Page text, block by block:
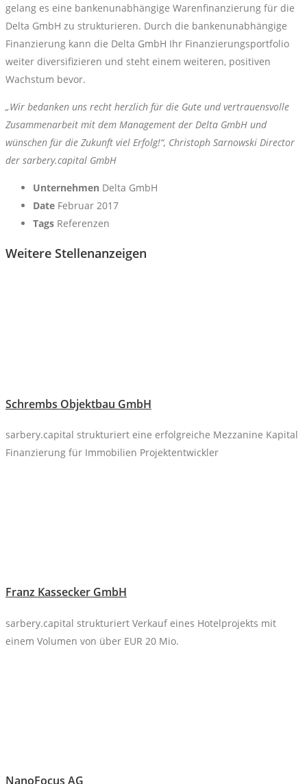
gelang es eine bankenunabhängige Warenfinanzierung für die
Delta GmbH zu strukturieren. Durch die bankenunabhängige
Finanzierung kann die Delta GmbH Ihr Finanzierungsportfolio
weiter diversifizieren und steht einem weiteren, positiven
Wachstum bevor.
„Wir bedanken uns recht herzlich für die Gute und vertrauensvolle
Zusammenarbeit mit dem Management der Delta GmbH und
wünschen für die Zukunft viel Erfolg!“, Christoph Sarnowski Director
der sarbery.capital GmbH
Unternehmen Delta GmbH
Date Februar 2017
Tags Referenzen
Weitere Stellenanzeigen
Schrembs Objektbau GmbH
sarbery.capital strukturiert eine erfolgreiche Mezzanine Kapital
Finanzierung für Immobilien Projektentwickler
Franz Kassecker GmbH
sarbery.capital strukturiert Verkauf eines Hotelprojekts mit
einem Volumen von über EUR 20 Mio.
NanoFocus AG